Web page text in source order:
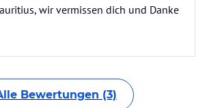
wir vermissen dich und Danke
Bewertungen (3)